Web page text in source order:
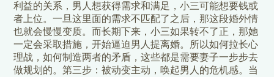
利益的关系，男人想获得需求和满足，小三可能想要钱或
者上位。一旦这里面的需求不匹配了之后，那这段婚外情
也就会慢慢变质。而长期下来，小三如果转不了正，那她
一定会采取措施，开始逼迫男人提离婚。所以如何拉长心
理战，如何制造两者的矛盾，这些都是需要妻子一步步去
做规划的。第三步：被动变主动，唤起男人的危机感。当